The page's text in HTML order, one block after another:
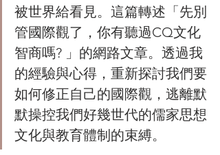
被世界給看見。這篇轉述「先別
管國際觀了，你有聽過CQ文化
智商嗎? 」的網路文章。透過我
的經驗與心得，重新探討我們要
如何修正自己的國際觀，逃離默
默操控我們好幾世代的儒家思想
文化與教育體制的束縛。